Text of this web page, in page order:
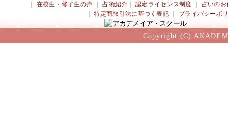
在校生・修了生の声 ｜占術紹介 ｜認定ライセンス制度
占いのお
｜特定商取引法に基づく表記 プライバシーポ
Copyright (C)